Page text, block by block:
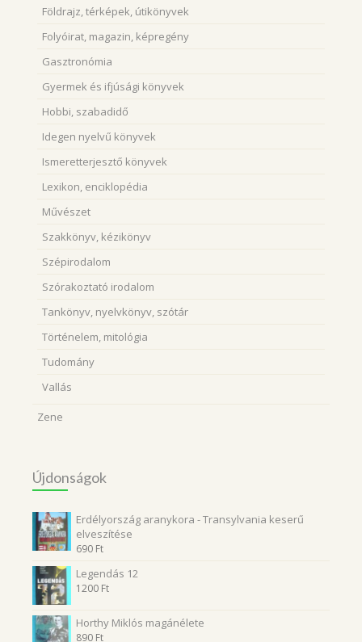
Földrajz, térképek, útikönyvek
Folyóirat, magazin, képregény
Gasztronómia
Gyermek és ifjúsági könyvek
Hobbi, szabadidő
Idegen nyelvű könyvek
Ismeretterjesztő könyvek
Lexikon, enciklopédia
Művészet
Szakkönyv, kézikönyv
Szépirodalom
Szórakoztató irodalom
Tankönyv, nyelvkönyv, szótár
Történelem, mitológia
Tudomány
Vallás
Zene
Újdonságok
Erdélyország aranykora - Transylvania keserű
elveszítése
690 Ft
Legendás 12
1200 Ft
Horthy Miklós magánélete
890 Ft